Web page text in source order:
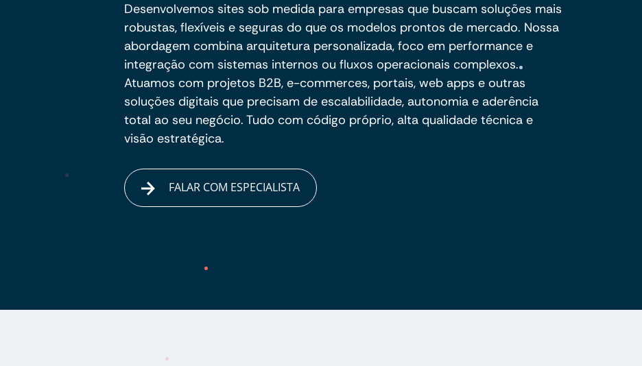
Desenvolvemos sites sob medida para empresas que buscam soluções mais
robustas, flexíveis e seguras do que os modelos prontos de mercado. Nossa
abordagem combina arquitetura personalizada, foco em performance e
integração com sistemas internos ou fluxos operacionais complexos.
Atuamos com projetos B2B, e-commerces, portais, web apps e outras
soluções digitais que precisam de escalabilidade, autonomia e aderência
total ao seu negócio. Tudo com código próprio, alta qualidade técnica e
visão estratégica.
FALAR COM ESPECIALISTA